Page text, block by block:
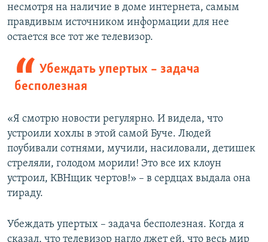
несмотря на наличие в доме интернета, самым
правдивым источником информации для нее
остается все тот же телевизор.
Убеждать упертых – задача
бесполезная
«Я смотрю новости регулярно. И видела, что
устроили хохлы в этой самой Буче. Людей
поубивали сотнями, мучили, насиловали, детишек
стреляли, голодом морили! Это все их клоун
устроил, КВНщик чертов!» – в сердцах выдала она
тираду.
Убеждать упертых – задача бесполезная. Когда я
сказал, что телевизор нагло лжет ей, что весь мир